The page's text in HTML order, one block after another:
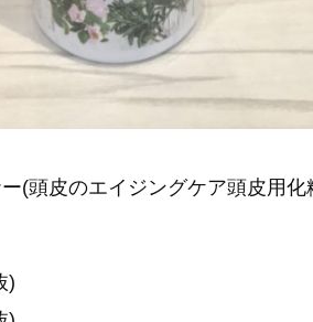
(頭皮のエイジングケア頭皮用化
)